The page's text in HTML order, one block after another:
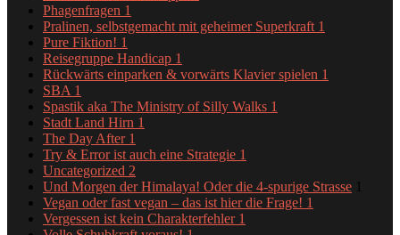
Phagenfragen 1
Pralinen, selbstgemacht mit geheimer Superkraft 1
Pure Fiktion! 1
Reisegruppe Handicap 1
Rückwärts einparken & vorwärts Klavier spielen 1
SBA 1
Spastik aka The Ministry of Silly Walks 1
Stadt Land Hirn 1
The Day After 1
Try & Error ist auch eine Strategie 1
Uncategorized 2
Und Morgen der Himalaya! Oder die 4-spurige Strasse 1
Vegan oder fast vegan – das ist hier die Frage! 1
Vergessen ist kein Charakterfehler 1